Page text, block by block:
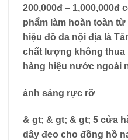
200,000đ – 1,000,000đ
phẩm làm hoàn toàn
hiệu đồ da nội địa là
chất lượng không thua
hàng hiệu nước ngoài
ánh sáng rực rỡ
& gt; & gt; & gt; 5 cửa
dây đeo cho đồng hồ